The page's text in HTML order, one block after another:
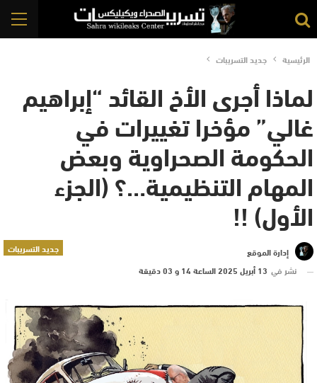
الرئيسية جديد التسريبات
لماذا أجرى الأخ القائد “إبراهيم
غالي” مؤخرا تغييرات في
الحكومة الصحراوية وبعض
المهام التنظيمية…؟ (الجزء
الأول) !!
جديد التسريبات
إدارة الموقع
نشر في 13 أبريل 2025 الساعة 14 و 03 دقيقة